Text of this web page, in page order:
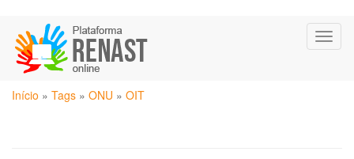
para
conteúdo
principal
Você
Início » Tags » ONU » OIT